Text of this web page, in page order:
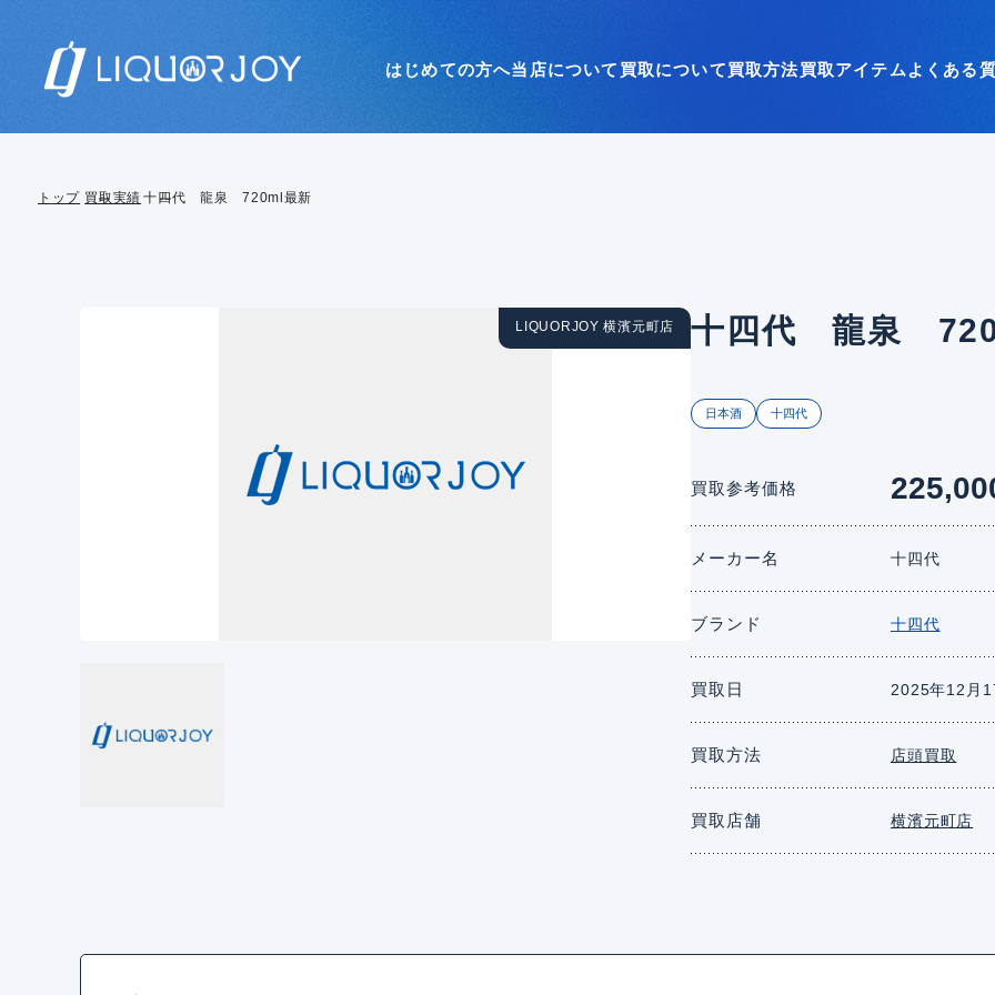
はじめての方へ当店について 買取について買取方法買取アイテム よくある
トップ 買取実績 十四代 龍泉 720ml最新
LIQUORJOY 横濱元町店 十四代 龍泉
日本酒 十四代
買取参考価格
メーカー名 十四代
ブランド 十四代
買取日 2025年12月
買取方法 店頭買取
買取店舗 横濱元町店